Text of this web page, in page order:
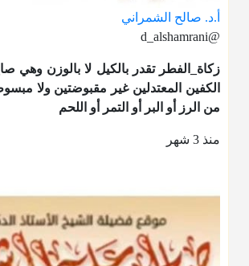
أ.د. صالح الشمراني
@d_alshamrani
زكاة_الفطر تقدر بالكيل لا بالوزن وهي
الكفين المعتدلين غير مقبوضتين ولا
من الرز أو البر أو التمر أو اللحم
منذ 3 شهر